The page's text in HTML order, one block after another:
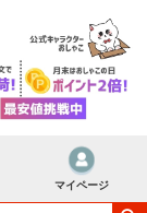
マイページ